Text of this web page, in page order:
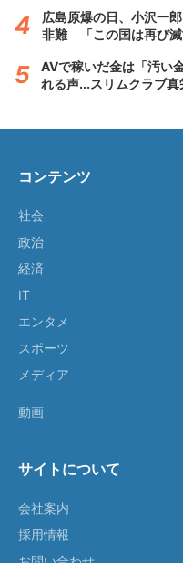
広島原爆の日、小沢一
非難 「この国は再び滅
AVで稼いだ金は「汚い
れる声...スリムクラブ真
コンテンツ
社会
政治
経済
IT
エンタメ
スポーツ
メディア
動画
サイトについて
会社案内
採用情報